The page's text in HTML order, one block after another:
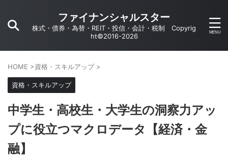
ファイナンシャルスター
株式・債券・為替・REIT・投信・会計・税制 Copyrig
ht©2016-2026
HOME >資格・スキルアップ >
資格・スキルアップ
中学生・高校生・大学生の洞察力アッ
プに役立つマクロデータ【経済・金
融】